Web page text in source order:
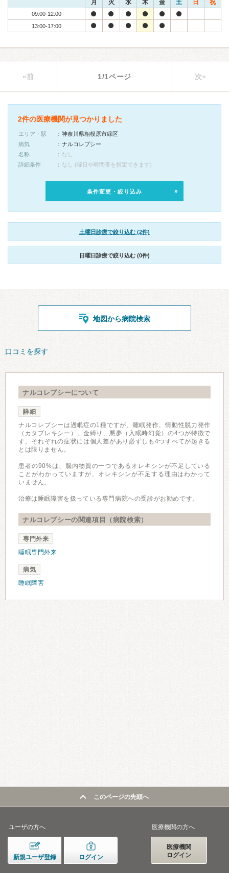
月 火 水 木 金 土 日 祝
09:00-12:00
13:00-17:00
«前 1/1ページ 次»
2件の医療機関が見つかりました
エリア・駅
神奈川県相模原市緑区
病気
ナルコレプシー
名称
なし
詳細条件
なし (曜日や時間帯を指定できます)
条件変更・絞り込み
土曜日診療で絞り込む (2件)
日曜日診療で絞り込む (0件)
地図から病院検索
口コミを探す
ナルコレプシーについて
詳細
ナルコレプシーは過眠症の1種ですが、睡眠発作、情動性脱力発作
（カタプレキシー）、金縛り、悪夢（入眠時幻覚）の4つが特徴で
す。それぞれの症状には個人差があり必ずしも4つすべてが起きる
とは限りません。
患者の90%は、脳内物質の一つであるオレキシンが不足している
ことがわかっていますが、オレキシンが不足する理由はわかって
いません。
治療は睡眠障害を扱っている専門病院への受診がお勧めです。
ナルコレプシーの関連項目（病院検索）
専門外来
睡眠専門外来
病気
睡眠障害
このページの先頭へ
ユーザの方へ
新規ユーザ登録 ログイン
医療機関の方へ
医療機関
ログイン